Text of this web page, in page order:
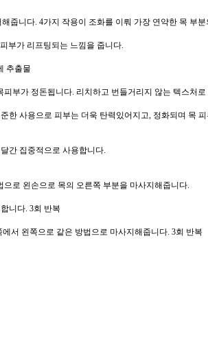
줍니다. 4가지 작용이 조화를 이뤄 가장 연약한 목 부분
부가 리프팅되는 느낌을 줍니다.
추출물
부가 정돈됩니다. 리치하고 번들거리지 않는 텍스처로
한 사용으로 피부는 더욱 탄력있어지고, 정화되며 목 피
간 집중적으로 사용합니다.
로 왼손으로 목의 오른쪽 부분을 마사지해줍니다.
니다. 3회 반복
서 왼쪽으로 같은 방법으로 마사지해줍니다. 3회 반복